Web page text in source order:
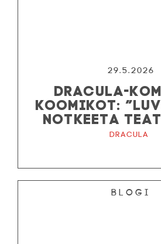
29.5.2026
DRACULA-
KOOMIKOT:
NOTKEETA
Dracula
Blogi